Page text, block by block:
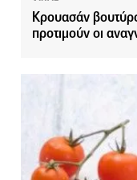
Κρουασάν
προτιμούν οι